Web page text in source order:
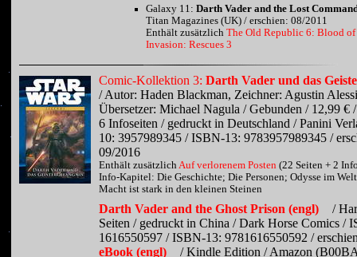
Galaxy 11:Darth Vader and the Lost
Titan Magazines (UK) / erschien: 08/2011
Enthält zusätzlichThe Old Republic 6: Blood of
Invasion: Rescues 3
Comic-Kollektion 3:Darth Vader und das
/ Autor: Haden Blackman, Zeichner: Agustin
Übersetzer: Michael Nagula / Gebunden / 12,99 €
6 Infoseiten / gedruckt in Deutschland / Panini
10: 3957989345 / ISBN-13: 9783957989345 /
09/2016
Enthält zusätzlichAuf verlorenem Posten (22 Seiten + 2
Info-Kapitel: Die Geschichte; Die Personen; Odysse im
Macht ist stark in den kleinen Steinen
Darth Vader and the Ghost Prison (engl)
/
Seiten / gedruckt in China / Dark Horse Comics /
1616550597 / ISBN-13: 9781616550592 /
eBook (engl)
/ Kindle Edition / Amazon